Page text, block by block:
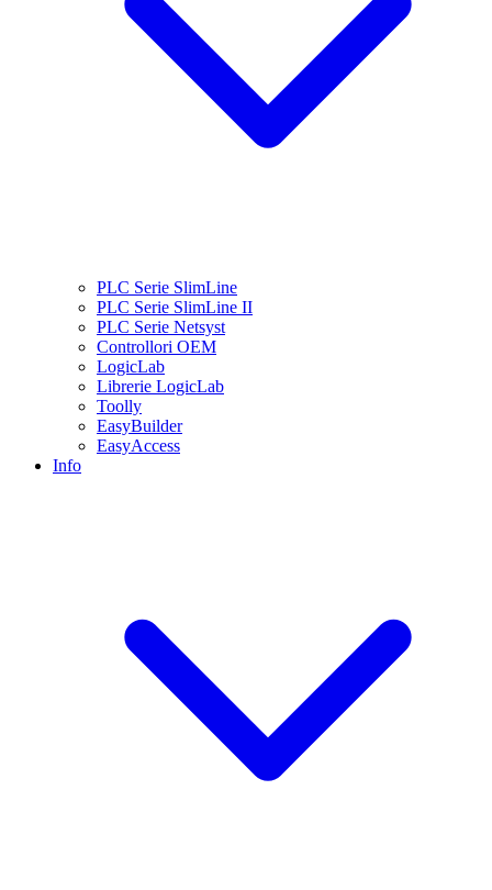
PLC Serie SlimLine
PLC Serie SlimLine II
PLC Serie Netsyst
Controllori OEM
LogicLab
Librerie LogicLab
Toolly
EasyBuilder
EasyAccess
Info